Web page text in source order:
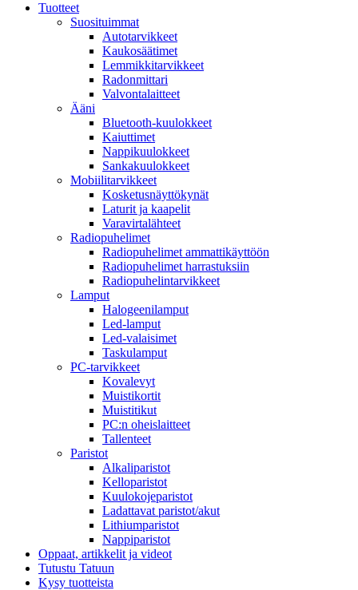
Tuotteet
Suosituimmat
Autotarvikkeet
Kaukosäätimet
Lemmikkitarvikkeet
Radonmittari
Valvontalaitteet
Ääni
Bluetooth-kuulokkeet
Kaiuttimet
Nappikuulokkeet
Sankakuulokkeet
Mobiilitarvikkeet
Kosketusnäyttökynät
Laturit ja kaapelit
Varavirtalähteet
Radiopuhelimet
Radiopuhelimet ammattikäyttöön
Radiopuhelimet harrastuksiin
Radiopuhelintarvikkeet
Lamput
Halogeenilamput
Led-lamput
Led-valaisimet
Taskulamput
PC-tarvikkeet
Kovalevyt
Muistikortit
Muistitikut
PC:n oheislaitteet
Tallenteet
Paristot
Alkaliparistot
Kelloparistot
Kuulokojeparistot
Ladattavat paristot/akut
Lithiumparistot
Nappiparistot
Oppaat, artikkelit ja videot
Tutustu Tatuun
Kysy tuotteista